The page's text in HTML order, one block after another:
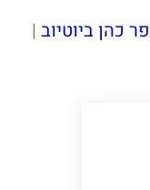
כהן ביוטיוב |